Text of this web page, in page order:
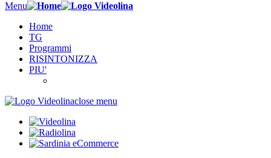
Menu
Home
TG
Programmi
RISINTONIZZA
PIU'
close menu